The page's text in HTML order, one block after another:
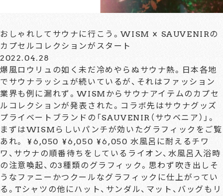
おしゃれしてサウナに行こう。WISM × SAUVENIRの
カプセルコレクションがスタート
2022.04.28
爆風ロウリュの如く未だ冷めやらぬサウナ熱。日本各地
でサウナラッシュが続いているが、それはファッション
業界も例に漏れず。WISMからサウナアイテムのカプセ
ルコレクションが発表された。コラボ先はサウナグッズ
プライベートブランドの「SAUVENIR（サウベニア）」。
まずはWISMらしいパンチが効いたグラフィックをご覧
あれ。 ¥6,050 ¥6,050 ¥6,050 水風呂に耐えるチワ
ワ、サウナの順番待ちをしているライオン、水風呂入浴時
の注意喚起、の3種類のグラフィック。思わず吹き出しそ
うなファニーかつクールなグラフィックに仕上がってい
る。Tシャツの他にハット、サンダル、マット、バッグもリ